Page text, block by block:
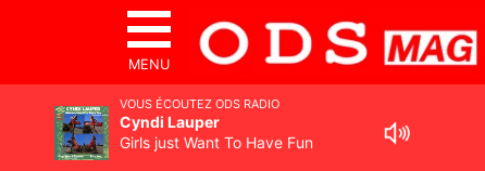
MENU
VOUS ÉCOUTEZ ODS RADIO
Cyndi Lauper
Girls just Want To Have Fun